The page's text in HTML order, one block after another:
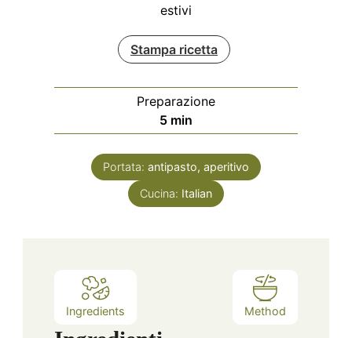
estivi
Stampa ricetta
Preparazione
5minuti
min
Portata: antipasto, aperitivo
Cucina: Italian
Ingredients Method